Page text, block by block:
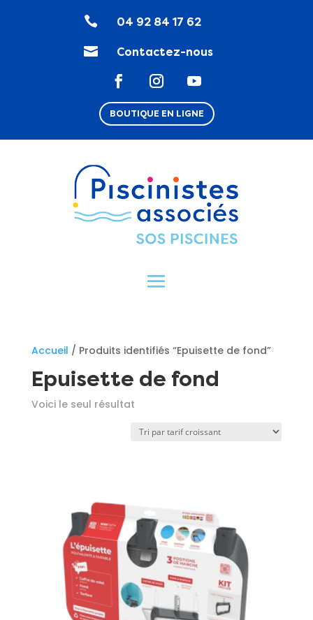
 04 92 84 17 62
 Contactez-nous
BOUTIQUE EN LIGNE
Accueil / Produits identifiés “Epuisette de fond”
Epuisette de fond
Voici le seul résultat